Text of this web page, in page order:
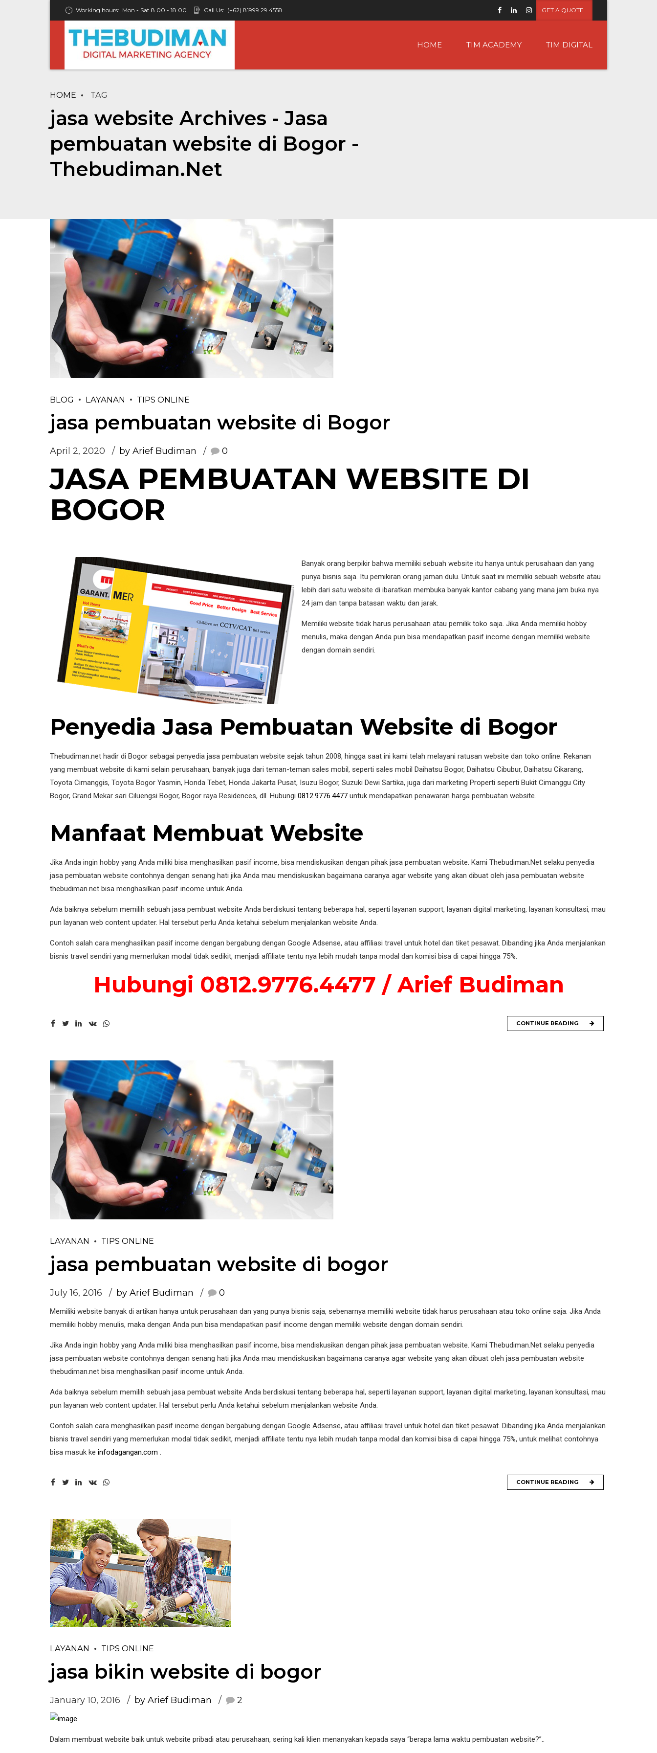
Working hours: Mon - Sat 8.00 - 18.00 Call Us: (+62) 81999.29.4558 GET A QUOTE
HOME TIM ACADEMY TIM DIGITAL
HOME TAG
jasa website Archives - Jasa
pembuatan website di Bogor -
Thebudiman.Net
BLOG LAYANAN TIPS ONLINE
jasa pembuatan website di Bogor
April 2, 2020 by Arief Budiman 0
JASA PEMBUATAN WEBSITE DI
BOGOR
Banyak orang berpikir bahwa memiliki sebuah website itu hanya untuk perusahaan dan yang
punya bisnis saja. Itu pemikiran orang jaman dulu. Untuk saat ini memiliki sebuah website atau
lebih dari satu website di ibaratkan membuka banyak kantor cabang yang mana jam buka nya
24 jam dan tanpa batasan waktu dan jarak.
Memiliki website tidak harus perusahaan atau pemilik toko saja. Jika Anda memiliki hobby
menulis, maka dengan Anda pun bisa mendapatkan pasif income dengan memiliki website
dengan domain sendiri.
Penyedia Jasa Pembuatan Website di Bogor
Thebudiman.net hadir di Bogor sebagai penyedia jasa pembuatan website sejak tahun 2008, hingga saat ini kami telah melayani ratusan website dan toko online. Rekanan
yang membuat website di kami selain perusahaan, banyak juga dari teman-teman sales mobil, seperti sales mobil Daihatsu Bogor, Daihatsu Cibubur, Daihatsu Cikarang,
Toyota Cimanggis, Toyota Bogor Yasmin, Honda Tebet, Honda Jakarta Pusat, Isuzu Bogor, Suzuki Dewi Sartika, juga dari marketing Properti seperti Bukit Cimanggu City
Bogor, Grand Mekar sari Ciluengsi Bogor, Bogor raya Residences, dll. Hubungi 0812.9776.4477 untuk mendapatkan penawaran harga pembuatan website.
Manfaat Membuat Website
Jika Anda ingin hobby yang Anda miliki bisa menghasilkan pasif income, bisa mendiskusikan dengan pihak jasa pembuatan website. Kami Thebudiman.Net selaku penyedia
jasa pembuatan website contohnya dengan senang hati jika Anda mau mendiskusikan bagaimana caranya agar website yang akan dibuat oleh jasa pembuatan website
thebudiman.net bisa menghasilkan pasif income untuk Anda.
Ada baiknya sebelum memilih sebuah jasa pembuat website Anda berdiskusi tentang beberapa hal, seperti layanan support, layanan digital marketing, layanan konsultasi, mau
pun layanan web content updater. Hal tersebut perlu Anda ketahui sebelum menjalankan website Anda.
Contoh salah cara menghasilkan pasif income dengan bergabung dengan Google Adsense, atau affiliasi travel untuk hotel dan tiket pesawat. Dibanding jika Anda menjalankan
bisnis travel sendiri yang memerlukan modal tidak sedikit, menjadi affiliate tentu nya lebih mudah tanpa modal dan komisi bisa di capai hingga 75%.
Hubungi 0812.9776.4477 / Arief Budiman
CONTINUE READING
LAYANAN TIPS ONLINE
jasa pembuatan website di bogor
July 16, 2016 by Arief Budiman 0
Memiliki website banyak di artikan hanya untuk perusahaan dan yang punya bisnis saja, sebenarnya memiliki website tidak harus perusahaan atau toko online saja. Jika Anda
memiliki hobby menulis, maka dengan Anda pun bisa mendapatkan pasif income dengan memiliki website dengan domain sendiri.
Jika Anda ingin hobby yang Anda miliki bisa menghasilkan pasif income, bisa mendiskusikan dengan pihak jasa pembuatan website. Kami Thebudiman.Net selaku penyedia
jasa pembuatan website contohnya dengan senang hati jika Anda mau mendiskusikan bagaimana caranya agar website yang akan dibuat oleh jasa pembuatan website
thebudiman.net bisa menghasilkan pasif income untuk Anda.
Ada baiknya sebelum memilih sebuah jasa pembuat website Anda berdiskusi tentang beberapa hal, seperti layanan support, layanan digital marketing, layanan konsultasi, mau
pun layanan web content updater. Hal tersebut perlu Anda ketahui sebelum menjalankan website Anda.
Contoh salah cara menghasilkan pasif income dengan bergabung dengan Google Adsense, atau affiliasi travel untuk hotel dan tiket pesawat. Dibanding jika Anda menjalankan
bisnis travel sendiri yang memerlukan modal tidak sedikit, menjadi affiliate tentu nya lebih mudah tanpa modal dan komisi bisa di capai hingga 75%, untuk melihat contohnya
bisa masuk ke infodagangan.com .
CONTINUE READING
LAYANAN TIPS ONLINE
jasa bikin website di bogor
January 10, 2016 by Arief Budiman 2
Dalam membuat website baik untuk website pribadi atau perusahaan, sering kali klien menanyakan kepada saya “berapa lama waktu pembuatan website?”..